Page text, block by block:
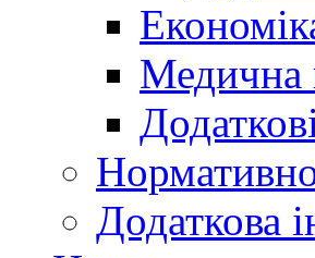
Медична
Додаткова